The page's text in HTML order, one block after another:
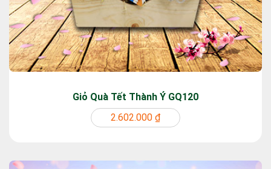
Giỏ Quà Tết Thành Ý GQ120
2.602.000 ₫